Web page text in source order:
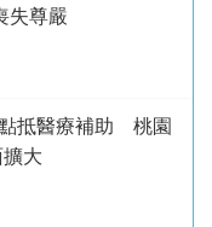
失尊嚴
抵醫療補助 桃園
大